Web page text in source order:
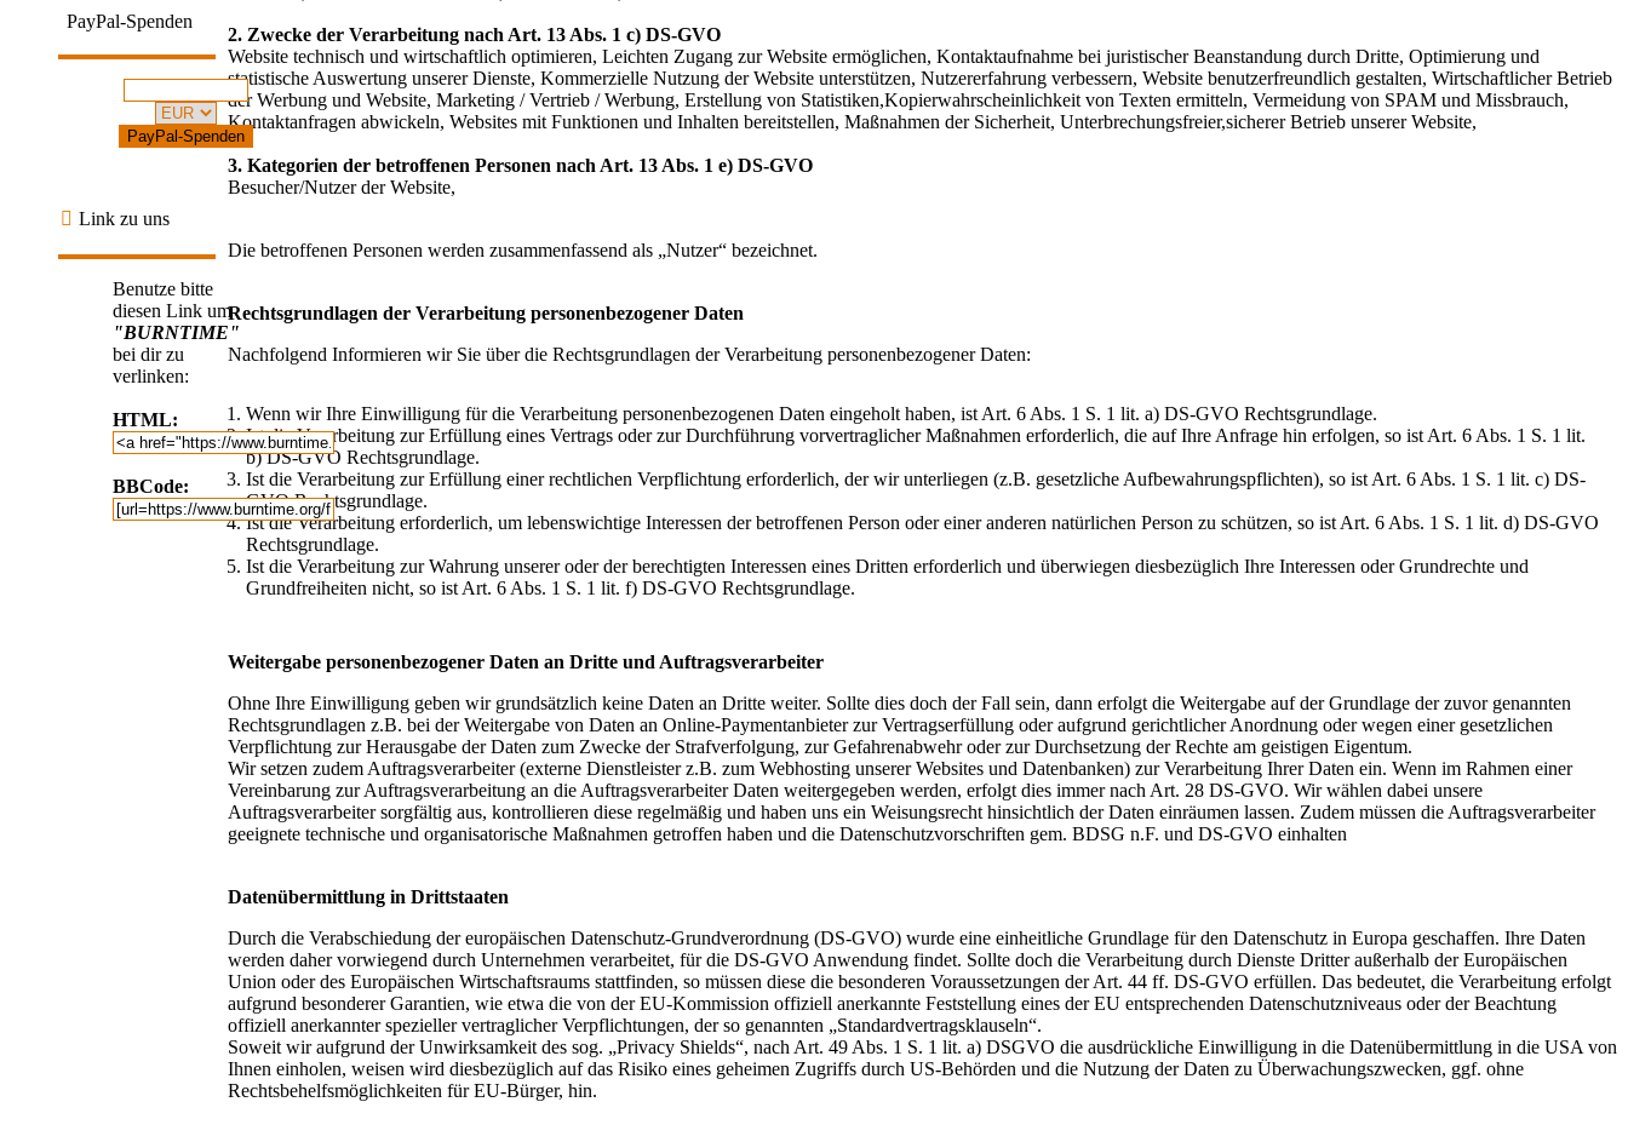
2. Zwecke der Verarbeitung nach Art. 13 Abs. 1 c) DS-GVO
Website technisch und wirtschaftlich optimieren, Leichten Zugang zur Website ermöglichen, Kontaktaufnahme bei juristischer Beanstandung durch Dritte, Optimierung und
statistische Auswertung unserer Dienste, Kommerzielle Nutzung der Website unterstützen, Nutzererfahrung verbessern, Website benutzerfreundlich gestalten, Wirtschaftlicher Betrieb
der Werbung und Website, Marketing / Vertrieb / Werbung, Erstellung von Statistiken,Kopierwahrscheinlichkeit von Texten ermitteln, Vermeidung von SPAM und Missbrauch,
Kontaktanfragen abwickeln, Websites mit Funktionen und Inhalten bereitstellen, Maßnahmen der Sicherheit, Unterbrechungsfreier,sicherer Betrieb unserer Website,
3. Kategorien der betroffenen Personen nach Art. 13 Abs. 1 e) DS-GVO
Besucher/Nutzer der Website,
Die betroffenen Personen werden zusammenfassend als „Nutzer“ bezeichnet.
Rechtsgrundlagen der Verarbeitung personenbezogener Daten
Nachfolgend Informieren wir Sie über die Rechtsgrundlagen der Verarbeitung personenbezogener Daten:
Wenn wir Ihre Einwilligung für die Verarbeitung personenbezogenen Daten eingeholt haben, ist Art. 6 Abs. 1 S. 1 lit. a) DS-GVO Rechtsgrundlage.
Ist die Verarbeitung zur Erfüllung eines Vertrags oder zur Durchführung vorvertraglicher Maßnahmen erforderlich, die auf Ihre Anfrage hin erfolgen, so ist Art. 6 Abs. 1 S. 1 lit.
b) DS-GVO Rechtsgrundlage.
Ist die Verarbeitung zur Erfüllung einer rechtlichen Verpflichtung erforderlich, der wir unterliegen (z.B. gesetzliche Aufbewahrungspflichten), so ist Art. 6 Abs. 1 S. 1 lit. c) DS-
GVO Rechtsgrundlage.
Ist die Verarbeitung erforderlich, um lebenswichtige Interessen der betroffenen Person oder einer anderen natürlichen Person zu schützen, so ist Art. 6 Abs. 1 S. 1 lit. d) DS-GVO
Rechtsgrundlage.
Ist die Verarbeitung zur Wahrung unserer oder der berechtigten Interessen eines Dritten erforderlich und überwiegen diesbezüglich Ihre Interessen oder Grundrechte und
Grundfreiheiten nicht, so ist Art. 6 Abs. 1 S. 1 lit. f) DS-GVO Rechtsgrundlage.
Weitergabe personenbezogener Daten an Dritte und Auftragsverarbeiter
Ohne Ihre Einwilligung geben wir grundsätzlich keine Daten an Dritte weiter. Sollte dies doch der Fall sein, dann erfolgt die Weitergabe auf der Grundlage der zuvor genannten
Rechtsgrundlagen z.B. bei der Weitergabe von Daten an Online-Paymentanbieter zur Vertragserfüllung oder aufgrund gerichtlicher Anordnung oder wegen einer gesetzlichen
Verpflichtung zur Herausgabe der Daten zum Zwecke der Strafverfolgung, zur Gefahrenabwehr oder zur Durchsetzung der Rechte am geistigen Eigentum.
Wir setzen zudem Auftragsverarbeiter (externe Dienstleister z.B. zum Webhosting unserer Websites und Datenbanken) zur Verarbeitung Ihrer Daten ein. Wenn im Rahmen einer
Vereinbarung zur Auftragsverarbeitung an die Auftragsverarbeiter Daten weitergegeben werden, erfolgt dies immer nach Art. 28 DS-GVO. Wir wählen dabei unsere
Auftragsverarbeiter sorgfältig aus, kontrollieren diese regelmäßig und haben uns ein Weisungsrecht hinsichtlich der Daten einräumen lassen. Zudem müssen die Auftragsverarbeiter
geeignete technische und organisatorische Maßnahmen getroffen haben und die Datenschutzvorschriften gem. BDSG n.F. und DS-GVO einhalten
Datenübermittlung in Drittstaaten
Durch die Verabschiedung der europäischen Datenschutz-Grundverordnung (DS-GVO) wurde eine einheitliche Grundlage für den Datenschutz in Europa geschaffen. Ihre Daten
werden daher vorwiegend durch Unternehmen verarbeitet, für die DS-GVO Anwendung findet. Sollte doch die Verarbeitung durch Dienste Dritter außerhalb der Europäischen
Union oder des Europäischen Wirtschaftsraums stattfinden, so müssen diese die besonderen Voraussetzungen der Art. 44 ff. DS-GVO erfüllen. Das bedeutet, die Verarbeitung erfolgt
aufgrund besonderer Garantien, wie etwa die von der EU-Kommission offiziell anerkannte Feststellung eines der EU entsprechenden Datenschutzniveaus oder der Beachtung
offiziell anerkannter spezieller vertraglicher Verpflichtungen, der so genannten „Standardvertragsklauseln“.
Soweit wir aufgrund der Unwirksamkeit des sog. „Privacy Shields“, nach Art. 49 Abs. 1 S. 1 lit. a) DSGVO die ausdrückliche Einwilligung in die Datenübermittlung in die USA von
Ihnen einholen, weisen wird diesbezüglich auf das Risiko eines geheimen Zugriffs durch US-Behörden und die Nutzung der Daten zu Überwachungszwecken, ggf. ohne
Rechtsbehelfsmöglichkeiten für EU-Bürger, hin.
PayPal-Spenden
Link zu uns
Benutze bitte
diesen Link um
"BURNTIME"
bei dir zu
verlinken:
HTML:
BBCode: